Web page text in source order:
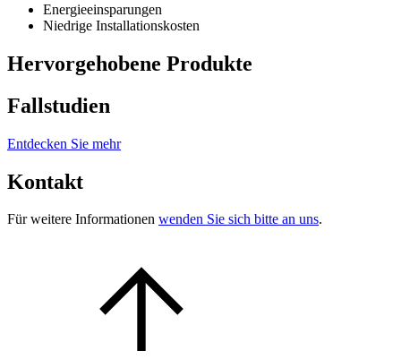
Energieeinsparungen
Niedrige Installationskosten
Hervorgehobene Produkte
Fallstudien
Entdecken Sie mehr
Kontakt
Für weitere Informationen wenden Sie sich bitte an uns.